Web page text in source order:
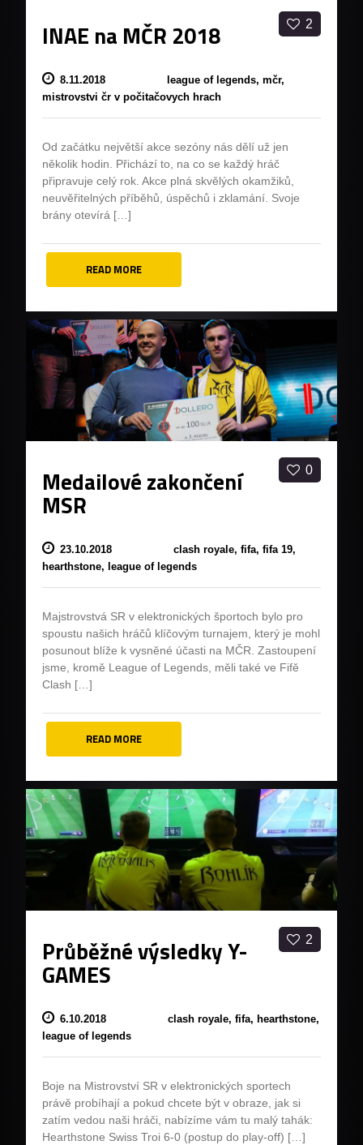
2
INAE na MČR 2018
8.11.2018 league of legends, mčr,
mistrovstvi čr v počitačovych hrach
Od začátku největší akce sezóny nás dělí už jen
několik hodin. Přichází to, na co se každý hráč
připravuje celý rok. Akce plná skvělých okamžiků,
neuvěřitelných příběhů, úspěchů i zklamání. Svoje
brány otevírá […]
READ MORE
0
Medailové zakončení
MSR
23.10.2018 clash royale, fifa, fifa 19,
hearthstone, league of legends
Majstrovstvá SR v elektronických športoch bylo pro
spoustu našich hráčů klíčovým turnajem, který je mohl
posunout blíže k vysněné účasti na MČR. Zastoupení
jsme, kromě League of Legends, měli také ve Fifě
Clash […]
READ MORE
2
Průběžné výsledky Y-
GAMES
6.10.2018 clash royale, fifa, hearthstone,
league of legends
Boje na Mistrovství SR v elektronických sportech
právě probíhají a pokud chcete být v obraze, jak si
zatím vedou naši hráči, nabízíme vám tu malý tahák:
Hearthstone Swiss Troi 6-0 (postup do play-off) […]